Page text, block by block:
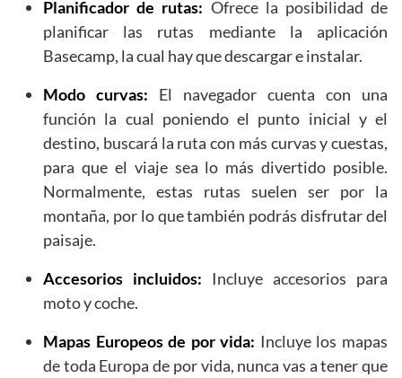
Planificador de rutas: Ofrece la posibilidad de
planificar las rutas mediante la aplicación
Basecamp, la cual hay que descargar e instalar.
Modo curvas: El navegador cuenta con una
función la cual poniendo el punto inicial y el
destino, buscará la ruta con más curvas y cuestas,
para que el viaje sea lo más divertido posible.
Normalmente, estas rutas suelen ser por la
montaña, por lo que también podrás disfrutar del
paisaje.
Accesorios incluidos: Incluye accesorios para
moto y coche.
Mapas Europeos de por vida: Incluye los mapas
de toda Europa de por vida, nunca vas a tener que